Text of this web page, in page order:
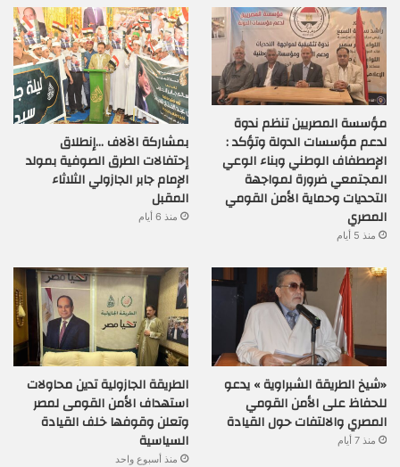
مؤسسة المصريين تنظم ندوة
لدعم مؤسسات الدولة وتؤكد :
الإصطفاف الوطني وبناء الوعي
المجتمعي ضرورة لمواجهة
التحديات وحماية الأمن القومي
المصري
منذ 5 أيام
بمشاركة الآلاف …إنطلاق
إحتفالات الطرق الصوفية بمولد
الإمام جابر الجازولي الثلاثاء
المقبل
منذ 6 أيام
«شيخ الطريقة الشبراوية » يدعو
للحفاظ على الأمن القومي
المصري والالتفات حول القيادة
منذ 7 أيام
الطريقة الجازولية تدين محاولات
استهداف الأمن القومى لمصر
وتعلن وقوفها خلف القيادة
السياسية
منذ أسبوع واحد